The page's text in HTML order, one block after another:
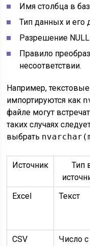
Имя столбца в
Тип данных и его
Разрешение
Правило
несоответствии.
Например,
импортируются как
файле могут
таких случаях
выбрать
Источник
Тип
Excel Текст
CSV
Число с